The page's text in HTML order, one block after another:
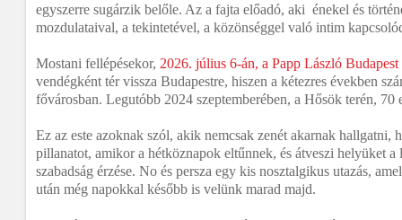
egyszerre sugárzik belőle. Az a fajta előadó, aki énekel és
mozdulataival, a tekintetével, a közönséggel való intim
Mostani fellépésekor, 2026. július 6-án, a Papp László Budapest
vendégként tér vissza Budapestre, hiszen a kétezres években
fővárosban. Legutóbb 2024 szeptemberében, a Hősök terén, 70
Ez az este azoknak szól, akik nemcsak zenét akarnak hallgatni,
pillanatot, amikor a hétköznapok eltűnnek, és átveszi helyüket a
szabadság érzése. No és persza egy kis nosztalgikus utazás,
után még napokkal később is velünk marad majd.